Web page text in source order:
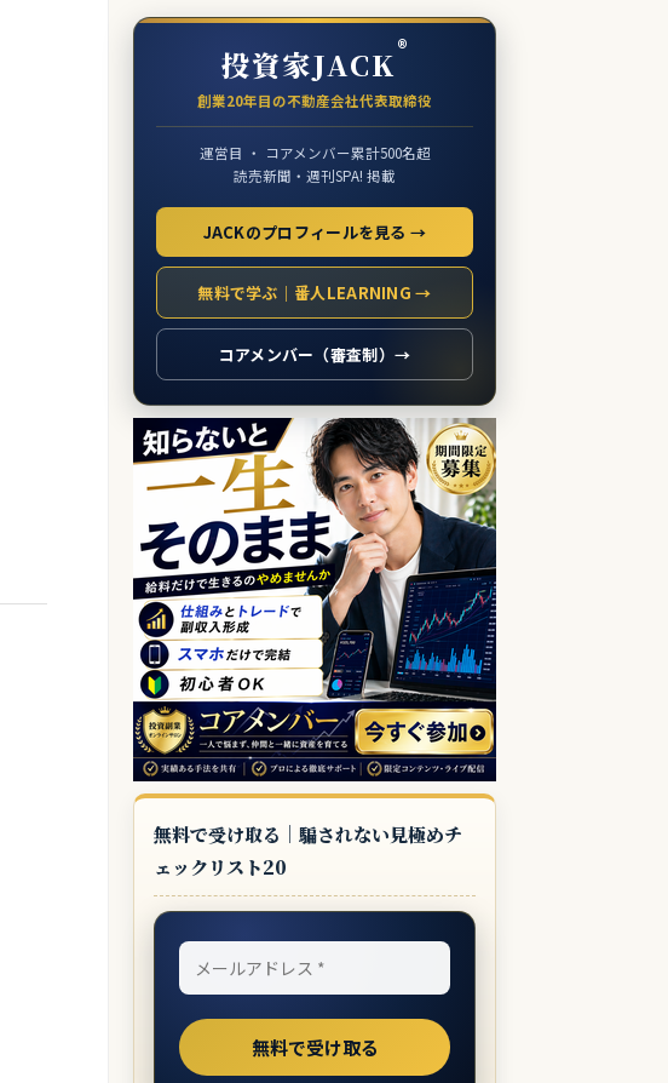
投資家JACK®
創業20年目の不動産会社代表取締役
運営目 ・ コアメンバー累計500名超
読売新聞・週刊SPA! 掲載
JACKのプロフィールを見る →
無料で学ぶ｜番人LEARNING →
コアメンバー（審査制）→
無料で受け取る｜騙されない見極めチ
ェックリスト20